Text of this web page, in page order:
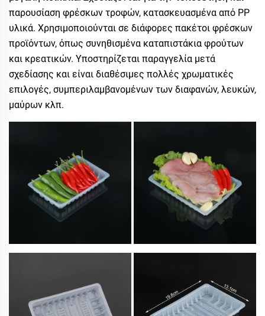
παρουσίαση φρέσκων τροφών, κατασκευασμένα από PP
υλικά. Χρησιμοποιούνται σε διάφορες πακέτοι φρέσκων
προϊόντων, όπως συνηθισμένα καταπιστάκια φρούτων
και κρεατικών. Υποστηρίζεται παραγγελία μετά
σχεδίασης και είναι διαθέσιμες πολλές χρωματικές
επιλογές, συμπεριλαμβανομένων των διαφανών, λευκών,
μαύρων κλπ.